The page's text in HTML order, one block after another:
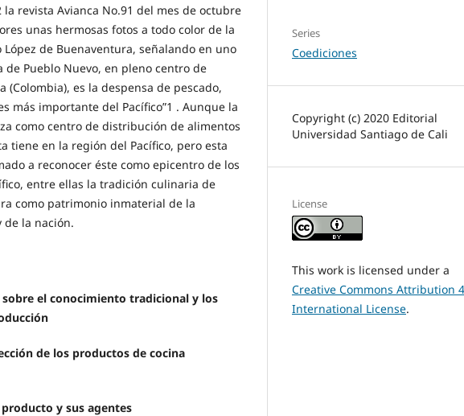
la revista Avianca No.91 del mes de octubre
unas hermosas fotos a todo color de la
López de Buenaventura, señalando en uno
de Pueblo Nuevo, en pleno centro de
(Colombia), es la despensa de pescado,
más importante del Pacífico”1 . Aunque la
como centro de distribución de alimentos
tiene en la región del Pacífico, pero esta
a reconocer éste como epicentro de los
entre ellas la tradición culinaria de
como patrimonio inmaterial de la
de la nación.
sobre el conocimiento tradicional y los
de los productos de cocina
y sus agentes
Series
Coediciones
Copyright (c) 2020 Editorial
Universidad Santiago de Cali
License
This work is licensed under a
Creative Commons Attribution
International License.